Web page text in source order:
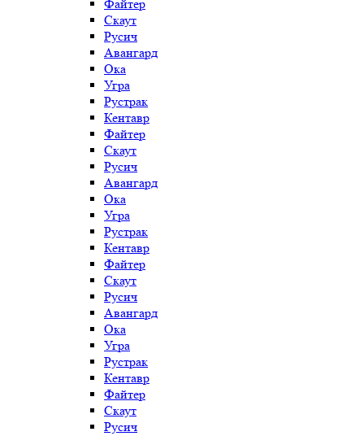
Файтер
Скаут
Русич
Авангард
Ока
Угра
Рустрак
Кентавр
Файтер
Скаут
Русич
Авангард
Ока
Угра
Рустрак
Кентавр
Файтер
Скаут
Русич
Авангард
Ока
Угра
Рустрак
Кентавр
Файтер
Скаут
Русич